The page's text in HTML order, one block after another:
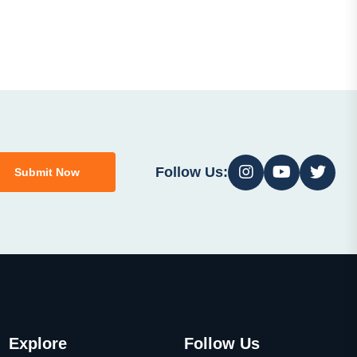
Submit Now Follow Us:
Explore Follow Us